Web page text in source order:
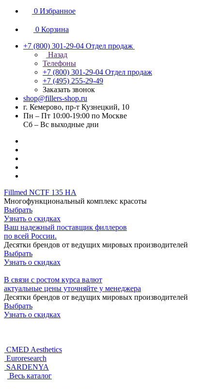
0 Избранное
0 Корзина
+7 (800) 301-29-04 Отдел продаж
Назад
Телефоны
+7 (800) 301-29-04 Отдел продаж
+7 (495) 255-29-49
Заказать звонок
shop@fillers-shop.ru
г. Кемерово, пр-т Кузнецкий, 10
Пн – Пт 10:00-19:00 по Москве
Сб – Вс выходные дни
Fillmed NCTF 135 HA
Многофункциональный комплекс красоты
Выбрать
Узнать о скидках
Ваш надежный поставщик филлеров
по всей России.
Десятки брендов от ведущих мировых производителей
Выбрать
Узнать о скидках
В связи с ростом курса валют
актуальные цены уточняйте у менеджера
Десятки брендов от ведущих мировых производителей
Выбрать
Узнать о скидках
CMED Aesthetics
Euroresearch
SARDENYA
Весь каталог